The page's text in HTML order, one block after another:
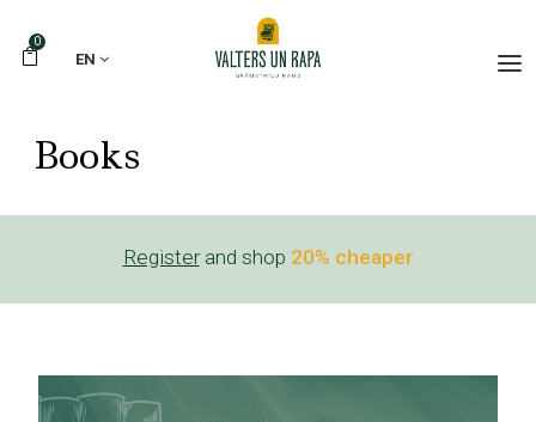
0
EN
Books
Register and shop 20% cheaper